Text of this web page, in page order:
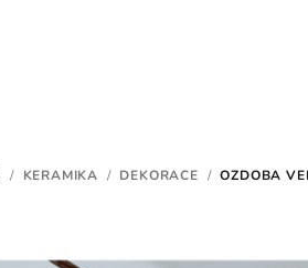
/ KERAMIKA / DEKORACE / OZDOBA